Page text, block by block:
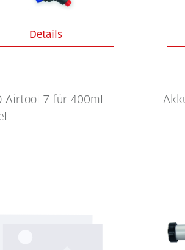
Details
Airtool 7 für 400ml